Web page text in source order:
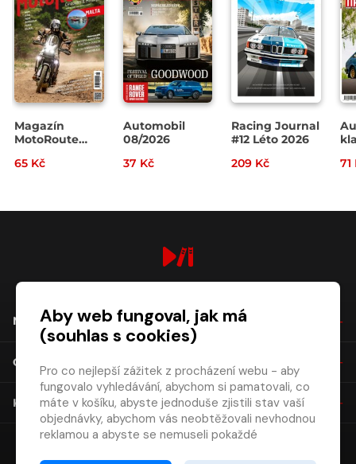
Magazín
MotoRoute
65 Kč
Automobil
08/2026
37 Kč
Racing Journal
#12 Léto 2026
209 Kč
71
NÁKUP
O SPOLEČNOSTI
KONTAKT
Aby web fungoval, jak má
(souhlas s cookies)
Pro co nejlepší zážitek z procházení webu - aby
fungovalo vyhledávání, abychom si pamatovali, co
máte v košíku, abyste jednoduše zjistili stav vaší
objednávky, abychom vás neobtěžovali nevhodnou
reklamou a abyste se nemuseli pokaždé